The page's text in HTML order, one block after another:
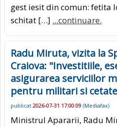
gest iesit din comun: fetita
schitat […] ...continuare.
Radu Miruta, vizita la
Craiova: "Investitiile,
asigurarea serviciilor
pentru militari si
publicat 2026-07-31 17:00:09 (Mediafax)
Ministrul Apararii, Radu